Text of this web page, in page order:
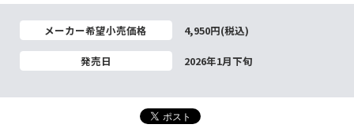
メーカー希望小売価格 4,950円(税込)
発売日 2026年1月下旬